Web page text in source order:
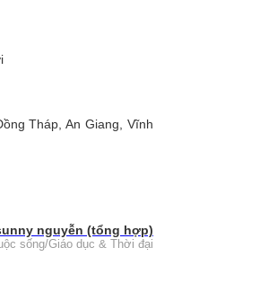
Tháp, An Giang, Vĩnh
nguyễn (tổng hợp)
sống/Giáo dục & Thời đại